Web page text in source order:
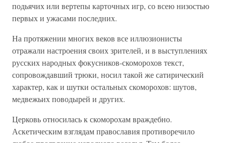
подьячих или вертепы карточных игр, со всею низостью
первых и ужасами последних.
На протяжении многих веков все иллюзионисты
отражали настроения своих зрителей, и в выступлениях
русских народных фокусников-скоморохов текст,
сопровождавший трюки, носил такой же сатирический
характер, как и шутки остальных скоморохов: шутов,
медвежьих поводырей и других.
Церковь относилась к скоморохам враждебно.
Аскетическим взглядам православия противоречило